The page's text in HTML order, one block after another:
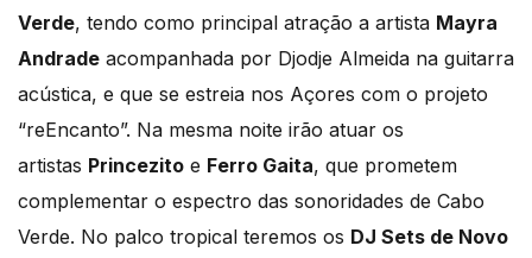
Verde, tendo como principal atração a artista Mayra
Andrade acompanhada por Djodje Almeida na guitarra
acústica, e que se estreia nos Açores com o projeto
“reEncanto”. Na mesma noite irão atuar os
artistas Princezito e Ferro Gaita, que prometem
complementar o espectro das sonoridades de Cabo
Verde. No palco tropical teremos os DJ Sets de Novo